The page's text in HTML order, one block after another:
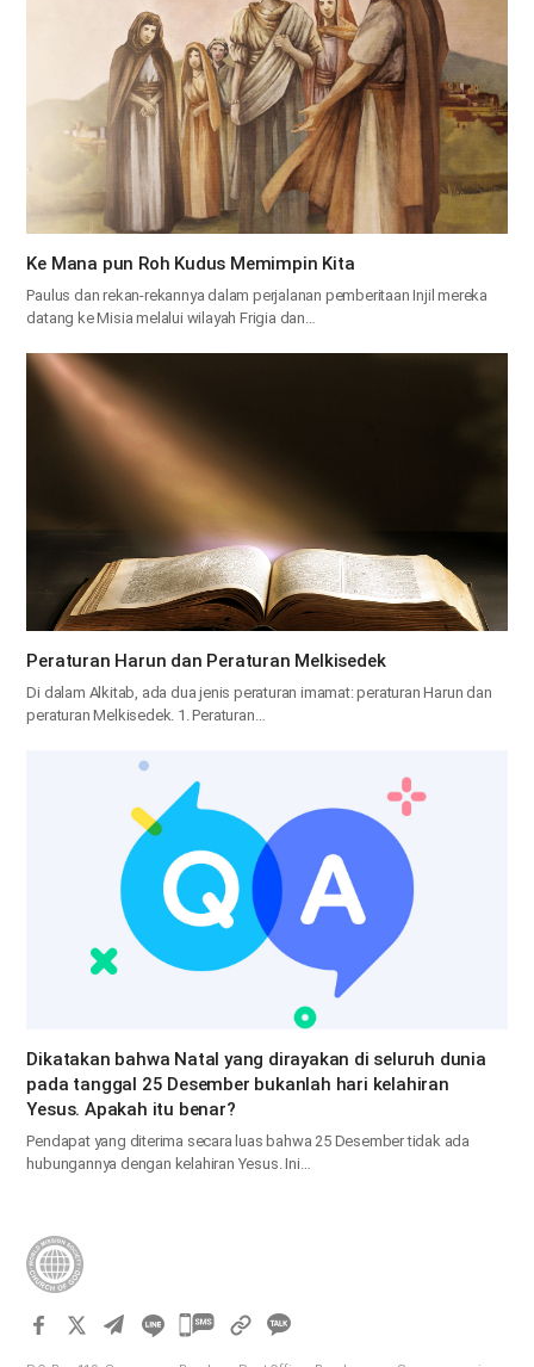
Ke Mana pun Roh Kudus Memimpin Kita
Paulus dan rekan-rekannya dalam perjalanan pemberitaan Injil mereka
datang ke Misia melalui wilayah Frigia dan…
Peraturan Harun dan Peraturan Melkisedek
Di dalam Alkitab, ada dua jenis peraturan imamat: peraturan Harun dan
peraturan Melkisedek. 1. Peraturan…
Dikatakan bahwa Natal yang dirayakan di seluruh dunia
pada tanggal 25 Desember bukanlah hari kelahiran
Yesus. Apakah itu benar?
Pendapat yang diterima secara luas bahwa 25 Desember tidak ada
hubungannya dengan kelahiran Yesus. Ini…
카